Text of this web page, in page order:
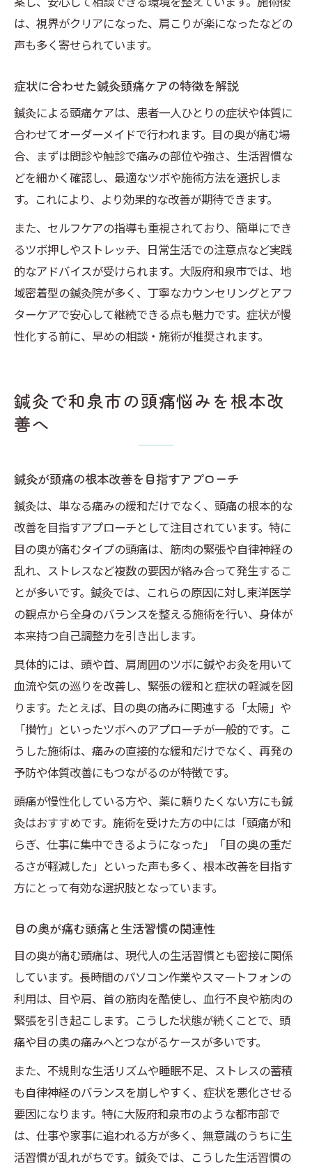
は、視界がクリアになった、肩こりが楽になったなどの
声も多く寄せられています。
症状に合わせた鍼灸頭痛ケアの特徴を解説
鍼灸による頭痛ケアは、患者一人ひとりの症状や体質に
合わせてオーダーメイドで行われます。目の奥が痛む場
合、まずは問診や触診で痛みの部位や強さ、生活習慣な
どを細かく確認し、最適なツボや施術方法を選択しま
す。これにより、より効果的な改善が期待できます。
また、セルフケアの指導も重視されており、簡単にでき
るツボ押しやストレッチ、日常生活での注意点など実践
的なアドバイスが受けられます。大阪府和泉市では、地
域密着型の鍼灸院が多く、丁寧なカウンセリングとアフ
ターケアで安心して継続できる点も魅力です。症状が慢
性化する前に、早めの相談・施術が推奨されます。
鍼灸で和泉市の頭痛悩みを根本改
善へ
鍼灸が頭痛の根本改善を目指すアプローチ
鍼灸は、単なる痛みの緩和だけでなく、頭痛の根本的な
改善を目指すアプローチとして注目されています。特に
目の奥が痛むタイプの頭痛は、筋肉の緊張や自律神経の
乱れ、ストレスなど複数の要因が絡み合って発生するこ
とが多いです。鍼灸では、これらの原因に対し東洋医学
の観点から全身のバランスを整える施術を行い、身体が
本来持つ自己調整力を引き出します。
具体的には、頭や首、肩周囲のツボに鍼やお灸を用いて
血流や気の巡りを改善し、緊張の緩和と症状の軽減を図
ります。たとえば、目の奥の痛みに関連する「太陽」や
「攅竹」といったツボへのアプローチが一般的です。こ
うした施術は、痛みの直接的な緩和だけでなく、再発の
予防や体質改善にもつながるのが特徴です。
頭痛が慢性化している方や、薬に頼りたくない方にも鍼
灸はおすすめです。施術を受けた方の中には「頭痛が和
らぎ、仕事に集中できるようになった」「目の奥の重だ
るさが軽減した」といった声も多く、根本改善を目指す
方にとって有効な選択肢となっています。
目の奥が痛む頭痛と生活習慣の関連性
目の奥が痛む頭痛は、現代人の生活習慣とも密接に関係
しています。長時間のパソコン作業やスマートフォンの
利用は、目や肩、首の筋肉を酷使し、血行不良や筋肉の
緊張を引き起こします。こうした状態が続くことで、頭
痛や目の奥の痛みへとつながるケースが多いです。
また、不規則な生活リズムや睡眠不足、ストレスの蓄積
も自律神経のバランスを崩しやすく、症状を悪化させる
要因になります。特に大阪府和泉市のような都市部で
は、仕事や家事に追われる方が多く、無意識のうちに生
活習慣が乱れがちです。鍼灸では、こうした生活習慣の